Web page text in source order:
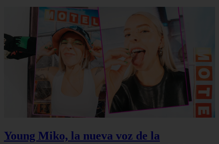
Young Miko, la nueva voz de la